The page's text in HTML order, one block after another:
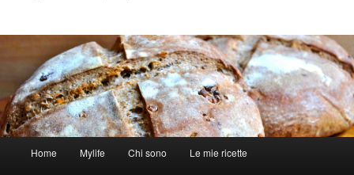
principale
Vai
Vai
Home Mylife Chi sono Le mie ricette